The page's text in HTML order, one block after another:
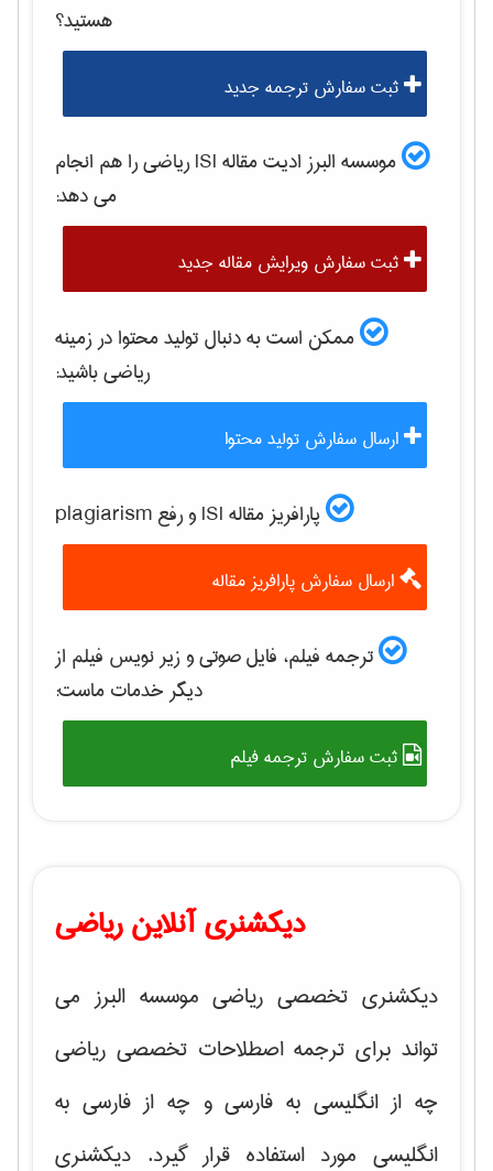
هستید؟
ثبت سفارش ترجمه جدید
موسسه البرز ادیت مقاله ISI رياضیرا هم انجام
می دهد:
ثبت سفارش ویرایش مقاله جدید
ممکن است به دنبال تولید محتوا در زمینه
رياضیباشید:
ارسال سفارش تولید محتوا
پارافریز مقاله ISI و رفع plagiarism
ارسال سفارش پارافریز مقاله
ترجمه فیلم، فایل صوتی و زیر نویس فیلم از
دیگر خدمات ماست:
ثبت سفارش ترجمه فیلم
دیکشنری آنلاین ریاضی
دیکشنری تخصصی ریاضی موسسه البرز می
تواند برای ترجمه اصطلاحات تخصصی ریاضی
چه از انگلیسی به فارسی و چه از فارسی به
انگلیسی مورد استفاده قرار گیرد. دیکشنری